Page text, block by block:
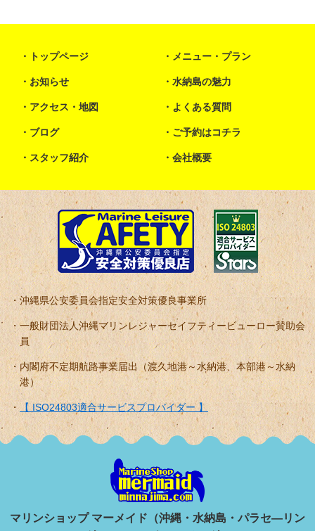
トップページ メニュー・プラン
お知らせ 水納島の魅力
アクセス・地図 よくある質問
ブログ ご予約はコチラ
スタッフ紹介 会社概要
沖縄県公安委員会指定安全対策優良事業所
一般財団法人沖縄マリンレジャーセイフティービューロー賛助会
員
内閣府不定期航路事業届出（渡久地港～水納港、本部港～水納
港）
【 ISO24803適合サービスプロバイダー 】
マリンショップ マーメイド（沖縄・水納島・パラセ―リン